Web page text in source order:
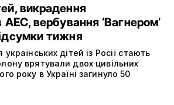
викрадення
АЕС, вербування ‘Вагнером’
тижня
українських дітей із Росії стають
врятували двох цивільних
року в Україні загинуло 50